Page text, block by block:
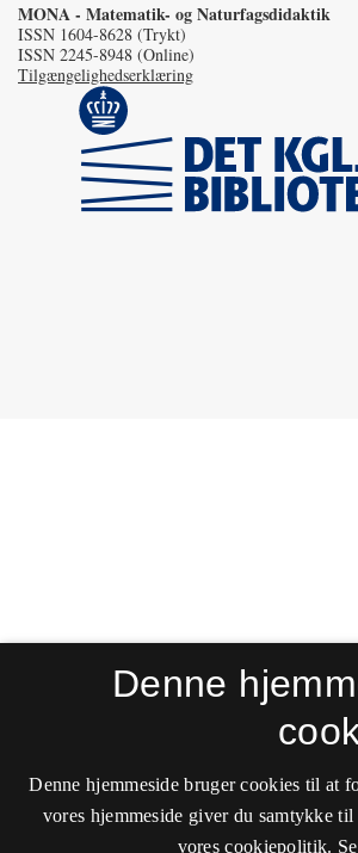
MONA - Matematik- og Naturfagsdidaktik
ISSN 1604-8628 (Trykt)
ISSN 2245-8948 (Online)
Tilgængelighedserklæring
Denne
Denne hjemmeside bruger cookies til at
vores hjemmeside giver du samtykke
vores cookiepolitik.